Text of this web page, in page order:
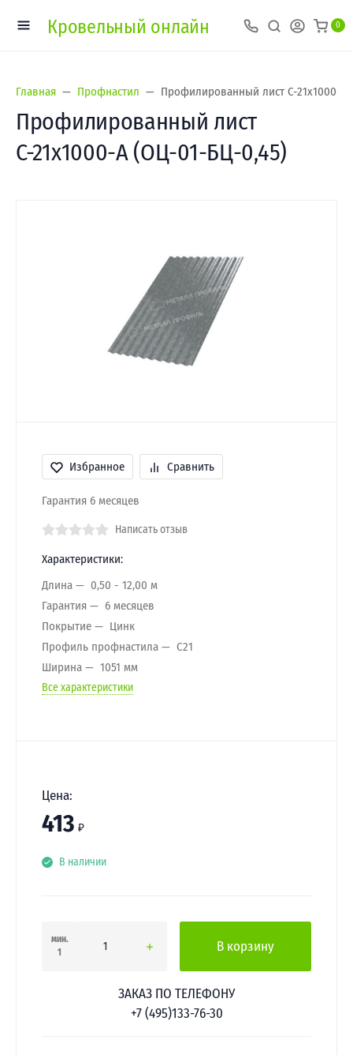
Кровельный онлайн 0
Главная Профнастил Профилированный лист С-21х1000-A
Профилированный лист
С-21х1000-A (ОЦ-01-БЦ-0,45)
Избранное Сравнить
Гарантия 6 месяцев
Написать отзыв
Характеристики:
Длина
0,50 - 12,00 м
Гарантия
6 месяцев
Покрытие
Цинк
Профиль профнастила
C21
Ширина
1051 мм
Все характеристики
Цена:
413 ₽
В наличии
мин.
1
В корзину
ЗАКАЗ ПО ТЕЛЕФОНУ
+7 (495)133-76-30